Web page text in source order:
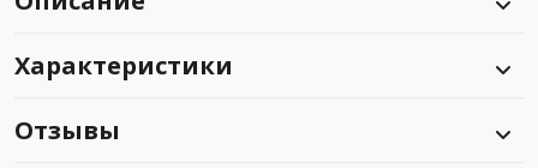
Характеристики
Отзывы